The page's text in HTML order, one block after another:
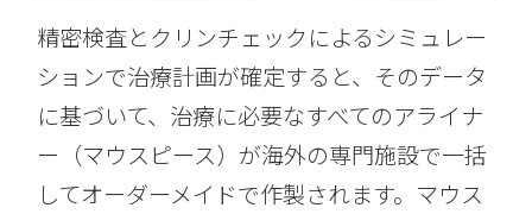
精密検査とクリンチェックによるシミュレー
ションで治療計画が確定すると、そのデータ
に基づいて、治療に必要なすべてのアライナ
ー（マウスピース）が海外の専門施設で一括
してオーダーメイドで作製されます。マウス